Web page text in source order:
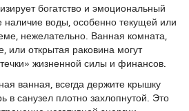
богатство и эмоциональный
наличие воды, особенно текущей или
нежелательно. Ванная комната,
открытая раковина могут
жизненной силы и финансов.
ванная, всегда держите крышку
в санузел плотно захлопнутой. Это